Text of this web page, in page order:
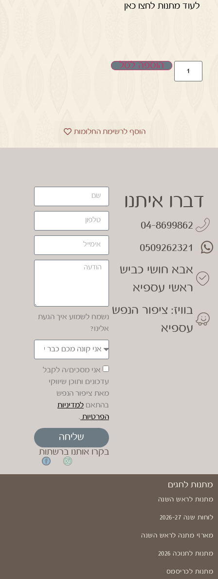
לעוד מתנות לחצו כאן
הוספה לסל
הוסף לרשימת החלומות
דברו איתנו
04-8699862
0509262321
אבא חושי כביש
ראשי עספיא
בוויז: ציפור הנפש
עספיא
נשמח לשמוע איך הגעת
אלינו?
אני מסכים/ה לקבל
עדכונים ותוכן שיווקי
מאת ציפור הנפש
בהתאם למדיניות
הפרטיות .
שליחה
בקרו אותנו ברשתות
מתנות לחגים
מתנות לראש השנה
לוחות שנה 2026-27
מארזי מתנה לראש השנה
מתנות לחנוכה 2026
מתנות לכריסמס